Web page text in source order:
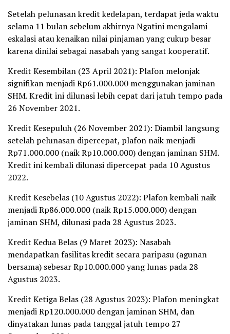
Setelah pelunasan kredit kedelapan, terdapat jeda waktu
selama 11 bulan sebelum akhirnya Ngatini mengalami
eskalasi atau kenaikan nilai pinjaman yang cukup besar
karena dinilai sebagai nasabah yang sangat kooperatif.
Kredit Kesembilan (23 April 2021): Plafon melonjak
signifikan menjadi Rp61.000.000 menggunakan jaminan
SHM. Kredit ini dilunasi lebih cepat dari jatuh tempo pada
26 November 2021.
Kredit Kesepuluh (26 November 2021): Diambil langsung
setelah pelunasan dipercepat, plafon naik menjadi
Rp71.000.000 (naik Rp10.000.000) dengan jaminan SHM.
Kredit ini kembali dilunasi dipercepat pada 10 Agustus
2022.
Kredit Kesebelas (10 Agustus 2022): Plafon kembali naik
menjadi Rp86.000.000 (naik Rp15.000.000) dengan
jaminan SHM, dilunasi pada 28 Agustus 2023.
Kredit Kedua Belas (9 Maret 2023): Nasabah
mendapatkan fasilitas kredit secara paripasu (agunan
bersama) sebesar Rp10.000.000 yang lunas pada 28
Agustus 2023.
Kredit Ketiga Belas (28 Agustus 2023): Plafon meningkat
menjadi Rp120.000.000 dengan jaminan SHM, dan
dinyatakan lunas pada tanggal jatuh tempo 27